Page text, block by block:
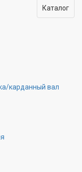
Каталог
карданный вал